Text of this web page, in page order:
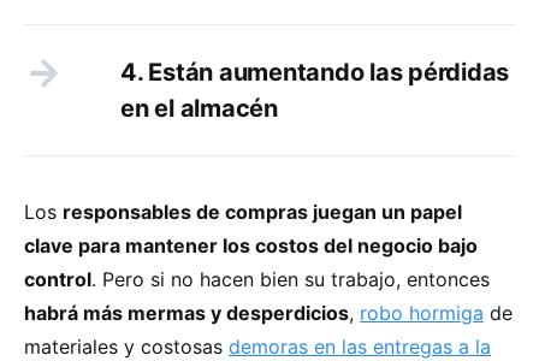
4. Están aumentando las pérdidas
en el almacén
Los responsables de compras juegan un papel
clave para mantener los costos del negocio bajo
control. Pero si no hacen bien su trabajo, entonces
habrá más mermas y desperdicios, robo hormiga de
materiales y costosas demoras en las entregas a la